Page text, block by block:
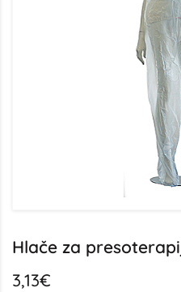
Hlače za
3,13€